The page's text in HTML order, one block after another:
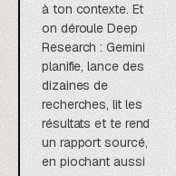
à ton contexte. Et
on déroule Deep
Research : Gemini
planifie, lance des
dizaines de
recherches, lit les
résultats et te rend
un rapport sourcé,
en piochant aussi